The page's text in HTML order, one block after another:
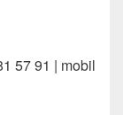
57 91 | mobil